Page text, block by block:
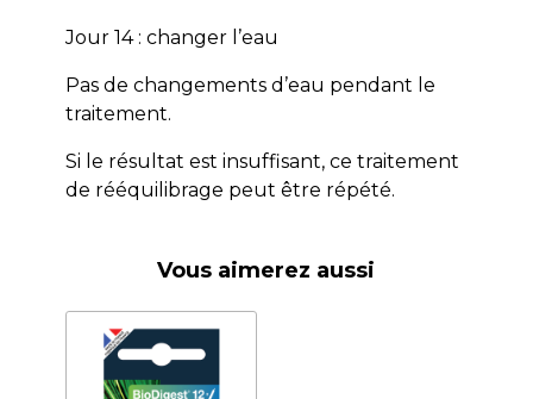
Jour 14 : changer l’eau
Pas de changements d’eau pendant le
traitement.
Si le résultat est insuffisant, ce traitement
de rééquilibrage peut être répété.
Vous aimerez aussi